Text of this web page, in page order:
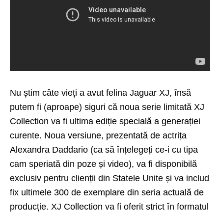
Nu știm câte vieți a avut felina Jaguar XJ, însă
putem fi (aproape) siguri că noua serie limitată XJ
Collection va fi ultima ediție specială a generației
curente. Noua versiune, prezentată de actrița
Alexandra Daddario (ca să înțelegeți ce-i cu tipa
cam speriată din poze și video), va fi disponibilă
exclusiv pentru clienții din Statele Unite și va includ
fix ultimele 300 de exemplare din seria actuală de
producție. XJ Collection va fi oferit strict în formatul